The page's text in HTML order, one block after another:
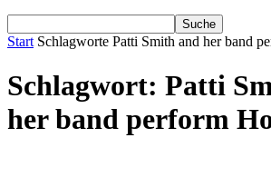
Start Schlagworte Patti Smith and her band
Schlagwort: Patti
her band perform